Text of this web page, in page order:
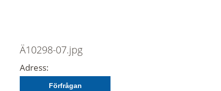
Ä10298-07.jpg
Adress:
Förfrågan